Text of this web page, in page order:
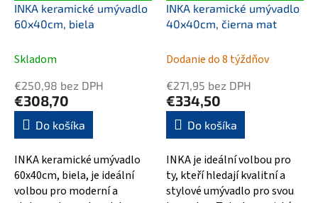
INKA keramické umývadlo
60x40cm, biela
Skladom
€250,98 bez DPH
€308,70
Do košíka
INKA keramické umývadlo
60x40cm, biela, je ideální
volbou pro moderní a
INKA keramické umývadlo
40x40cm, čierna mat
Dodanie do 8 týždňov
€271,95 bez DPH
€334,50
Do košíka
INKA je ideální volbou pro
ty, kteří hledají kvalitní a
stylové umývadlo pro svou